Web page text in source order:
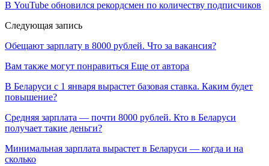
В YouTube обновился рекордсмен по количеству подписчиков
Следующая запись
Обещают зарплату в 8000 рублей. Что за вакансия?
Вам также могут понравиться Еще от автора
В Беларуси с 1 января вырастет базовая ставка. Каким будет
повышение?
Средняя зарплата — почти 8000 рублей. Кто в Беларуси
получает такие деньги?
Минимальная зарплата вырастет в Беларуси — когда и на
сколько